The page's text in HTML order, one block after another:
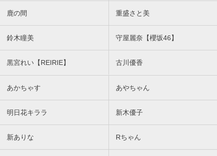
鹿の間 重盛さと美
鈴木瞳美 守屋麗奈【櫻坂46】
黒宮れい【REIRIE】 古川優香
あかちゃす あやちゃん
明日花キララ 新木優子
新ありな Rちゃん